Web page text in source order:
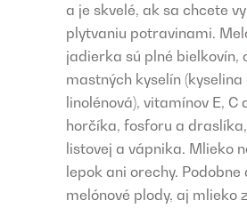
a je skvelé, ak sa chcete
plytvaniu potravinami.
jadierka sú plné bielkovín,
mastných kyselín
linolénová), vitamínov E, C
horčíka, fosforu a
listovej a vápnika. Mlieko
lepok ani orechy. Podobne
melónové plody, aj mlieko